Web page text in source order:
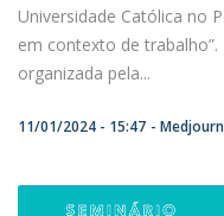
Universidade Católica no
em contexto de
organizada pela...
11/01/2024 - 15:47